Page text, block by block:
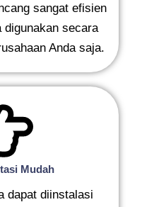
sangat efisien
digunakan secara
Anda saja.
Mudah
dapat diinstalasi